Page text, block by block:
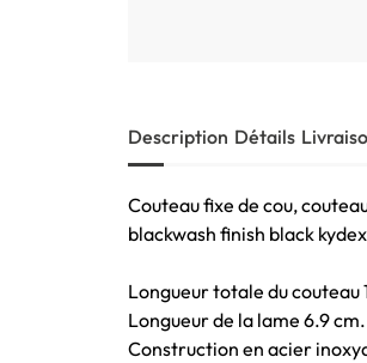
Description Détails
Couteau fixe de cou,
blackwash finish black
Longueur totale du couteau
Longueur de la lame 6.9 cm.
Construction en acier